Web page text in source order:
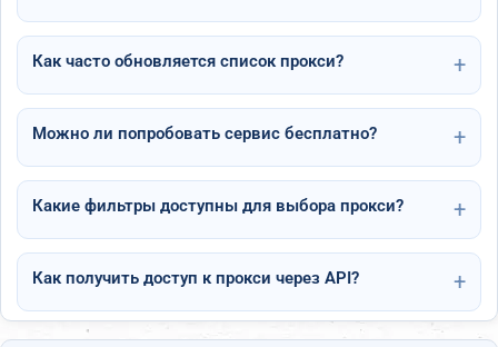
Как часто обновляется список прокси?
Можно ли попробовать сервис бесплатно?
Какие фильтры доступны для выбора прокси?
Как получить доступ к прокси через API?